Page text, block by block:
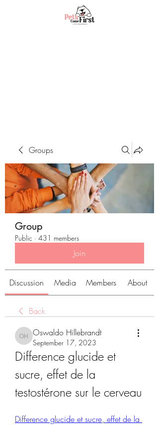
Groups
Group
Public · 431 members
Join
Discussion Media Members About
Back
Oswaldo Hillebrandt
Oswaldo Hillebrandt
September 17, 2023
Difference glucide et
sucre, effet de la
testostérone sur le cerveau
Difference glucide et sucre, effet de la